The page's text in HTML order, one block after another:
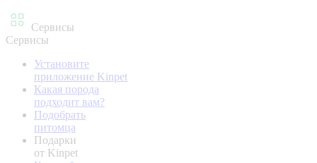
Сервисы
Сервисы
Установите
приложение Kinpet
Какая порода
подходит вам?
Подобрать
питомца
Подарки
от Kinpet